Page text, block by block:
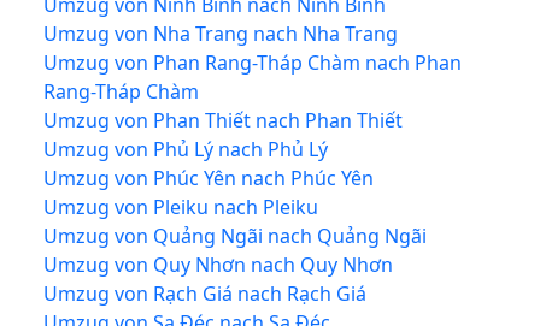
Umzug von Nha Trang nach Nha Trang
Umzug von Phan Rang-Tháp Chàm nach Phan
Rang-Tháp Chàm
Umzug von Phan Thiết nach Phan Thiết
Umzug von Phủ Lý nach Phủ Lý
Umzug von Phúc Yên nach Phúc Yên
Umzug von Pleiku nach Pleiku
Umzug von Quảng Ngãi nach Quảng Ngãi
Umzug von Quy Nhơn nach Quy Nhơn
Umzug von Rạch Giá nach Rạch Giá